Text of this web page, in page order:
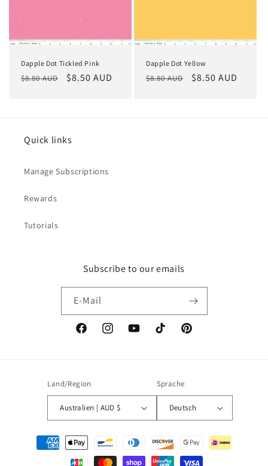
Dapple Dot Tickled Pink
Normaler
$8.80 AUD Verkaufspreis
$8.50 AUD
Dapple Dot Yellow
Normaler
$8.80 AUD Verkaufspreis
$8.50 AUD
Quick links
Manage Subscriptions
Rewards
Tutorials
Subscribe to our emails
E-Mail
FacebookInstagramYouTubeTikTok Pinterest
Land/Region
Australien | AUD $
Sprache
Deutsch
Zahlungsmethoden